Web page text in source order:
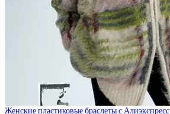
Женские пластиковые браслеты с Алиэкспресс